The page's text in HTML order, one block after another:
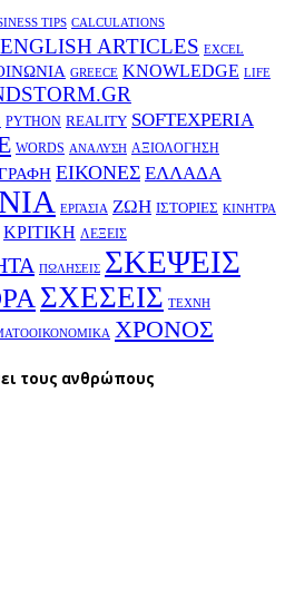
TIPS CALCULATIONS
ENGLISH ARTICLES EXCEL
GREECE KNOWLEDGE LIFE
PYTHON REALITY SOFTEXPERIA
WORDS ΑΝΑΛΥΣΗ ΑΞΙΟΛΟΓΗΣΗ
ΕΙΚΟΝΕΣ ΕΛΛΑΔΑ
ΕΡΓΑΣΙΑ ΖΩΗ ΙΣΤΟΡΙΕΣ ΚΙΝΗΤΡΑ
ΚΡΙΤΙΚΗ ΛΕΞΕΙΣ
ΠΩΛΗΣΕΙΣ ΣΚΕΨΕΙΣ
ΣΧΕΣΕΙΣ ΤΕΧΝΗ
ΧΡΟΝΟΣ
τους ανθρώπους